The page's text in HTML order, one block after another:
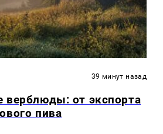
39 минут назад
верблюды: от экспорта
пива